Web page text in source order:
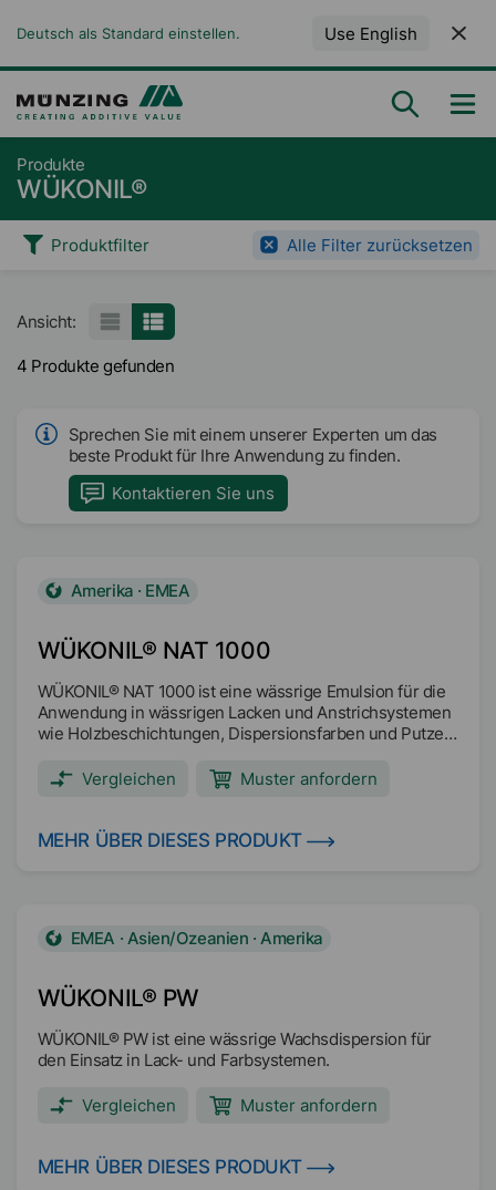
Deutsch als Standard einstellen. Use English
Produkte
WÜKONIL®
Produktfilter Alle Filter zurücksetzen
Ansicht:
4 Produkte gefunden
Sprechen Sie mit einem unserer Experten um das
beste Produkt für Ihre Anwendung zu finden.
Kontaktieren Sie uns
WÜKONIL® NAT 1000
Amerika · EMEA
WÜKONIL® NAT 1000 ist eine wässrige Emulsion für die
Anwendung in wässrigen Lacken und Anstrichsystemen
wie Holzbeschichtungen, Dispersionsfarben und Putzen.
auf Feststoffgehalt) Gehalt an biologisch leicht
abbaubaren Rohstoffen >90% (bezogen auf den
bietet gute hydrophobe Eigenschaften Trocknung bei
Vergleichen Muster anfordern
MEHR ÜBER DIESES PRODUKT
WÜKONIL® PW
EMEA · Asien/Ozeanien · Amerika
WÜKONIL® PW ist eine wässrige Wachsdispersion für
den Einsatz in Lack- und Farbsystemen.
Vergleichen Muster anfordern
MEHR ÜBER DIESES PRODUKT